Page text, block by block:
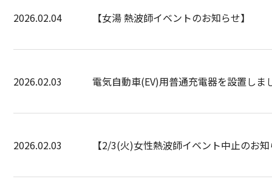
2026.02.04 【女湯 熱波師イベントのお知らせ】
2026.02.03 電気自動車(EV)用普通充電器を設置しま
2026.02.03 【2/3(火)女性熱波師イベント中止のお